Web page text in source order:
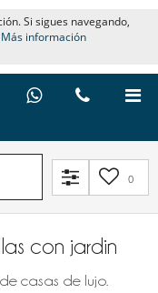
Si sigues navegando,
Más información
0
con jardin
casas de lujo.